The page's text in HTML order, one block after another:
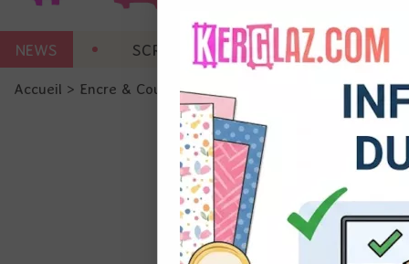
NEWS SCRAP CARTERIE MACHINES
Accueil > Encre & Couleur > >Cire
Ils
et du
précises
Si vous
de la